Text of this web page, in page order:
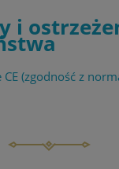
i
(zgodność z